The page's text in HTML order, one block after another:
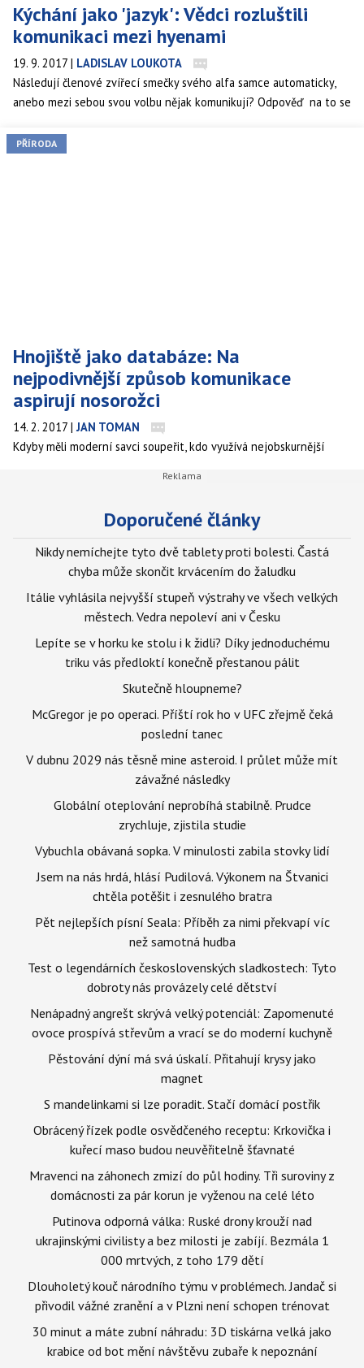
Kýchání jako 'jazyk': Vědci rozluštili
komunikaci mezi hyenami
19. 9. 2017 | LADISLAV LOUKOTA
Následují členové zvířecí smečky svého alfa samce automaticky,
anebo mezi sebou svou volbu nějak komunikují? Odpověď na to se
kteří studovali psy hyenovité. Závěrem pozorování je, že zvířata
PŘÍRODA
Hnojiště jako databáze: Na
nejpodivnější způsob komunikace
aspirují nosorožci
14. 2. 2017 | JAN TOMAN
Kdyby měli moderní savci soupeřit, kdo využívá nejobskurnější
Doporučené články
Nikdy nemíchejte tyto dvě tablety proti bolesti. Častá
chyba může skončit krvácením do žaludku
Itálie vyhlásila nejvyšší stupeň výstrahy ve všech velkých
městech. Vedra nepoleví ani v Česku
Lepíte se v horku ke stolu i k židli? Díky jednoduchému
triku vás předloktí konečně přestanou pálit
Skutečně hloupneme?
McGregor je po operaci. Příští rok ho v UFC zřejmě čeká
poslední tanec
V dubnu 2029 nás těsně mine asteroid. I průlet může mít
závažné následky
Globální oteplování neprobíhá stabilně. Prudce
zrychluje, zjistila studie
Vybuchla obávaná sopka. V minulosti zabila stovky lidí
Jsem na nás hrdá, hlásí Pudilová. Výkonem na Štvanici
chtěla potěšit i zesnulého bratra
Pět nejlepších písní Seala: Příběh za nimi překvapí víc
než samotná hudba
Test o legendárních československých sladkostech: Tyto
dobroty nás provázely celé dětství
Nenápadný angrešt skrývá velký potenciál: Zapomenuté
ovoce prospívá střevům a vrací se do moderní kuchyně
Pěstování dýní má svá úskalí. Přitahují krysy jako
magnet
S mandelinkami si lze poradit. Stačí domácí postřik
Obrácený řízek podle osvědčeného receptu: Krkovička i
kuřecí maso budou neuvěřitelně šťavnaté
Mravenci na záhonech zmizí do půl hodiny. Tři suroviny z
domácnosti za pár korun je vyženou na celé léto
Putinova odporná válka: Ruské drony krouží nad
ukrajinskými civilisty a bez milosti je zabíjí. Bezmála 1
000 mrtvých, z toho 179 dětí
Dlouholetý kouč národního týmu v problémech. Jandač si
přivodil vážné zranění a v Plzni není schopen trénovat
30 minut a máte zubní náhradu: 3D tiskárna velká jako
krabice od bot mění návštěvu zubaře k nepoznání